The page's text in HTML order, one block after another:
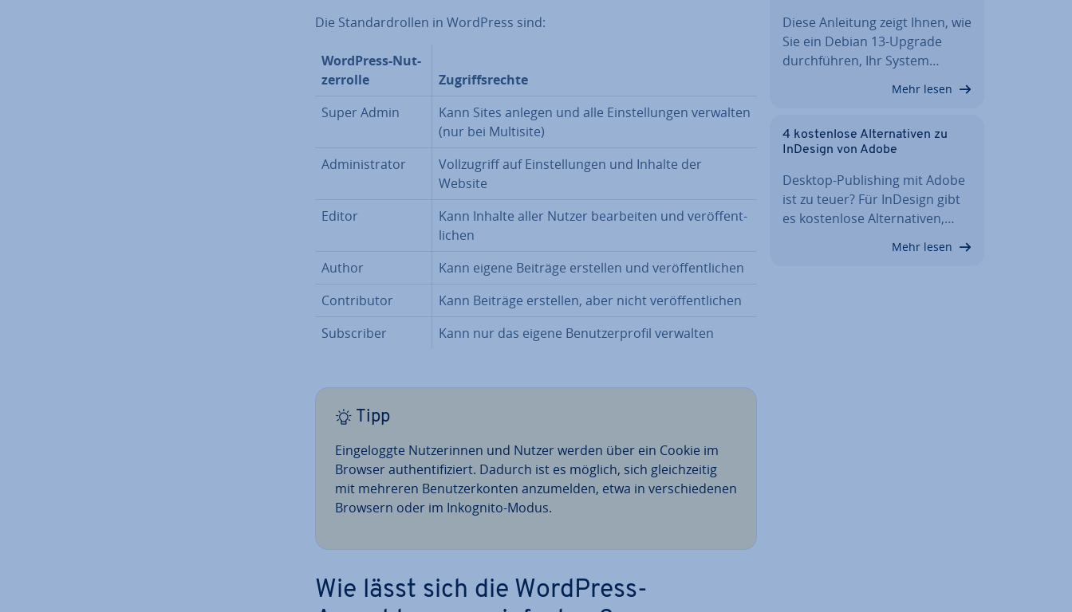
Die Stan­dard­rol­len in WordPress sind:
WordPress-Nut­
zer­rol­le
Zu­griffs­rech­te
Super Admin
Kann Sites anlegen und alle Ein­stel­lun­gen verwalten
(nur bei Multisite)
Ad­mi­nis­tra­tor
Voll­zu­griff auf Ein­stel­lun­gen und Inhalte der
Website
Editor
Kann Inhalte aller Nutzer be­ar­bei­ten und ver­öf­fent­
li­chen
Author
Kann eigene Beiträge erstellen und ver­öf­fent­li­chen
Con­tri­bu­tor
Kann Beiträge erstellen, aber nicht ver­öf­fent­li­chen
Sub­scri­ber
Kann nur das eigene Be­nut­zer­pro­fil verwalten
Tipp
Ein­ge­logg­te Nut­ze­rin­nen und Nutzer werden über ein Cookie im
Browser au­then­ti­fi­ziert. Dadurch ist es möglich, sich gleich­zei­tig
mit mehreren Be­nut­zer­kon­ten an­zu­mel­den, etwa in ver­schie­de­nen
Browsern oder im Inkognito-Modus.
Wie lässt sich die WordPress-
Diese Anleitung zeigt Ihnen, wie
Sie ein Debian 13-Upgrade
durch­füh­ren, Ihr System…
Mehr lesen
4 kos­ten­lo­se Al­ter­na­ti­ven zu
InDesign von Adobe
Desktop-Pu­bli­shing mit Adobe
ist zu teuer? Für InDesign gibt
es kos­ten­lo­se Al­ter­na­ti­ven,…
Mehr lesen